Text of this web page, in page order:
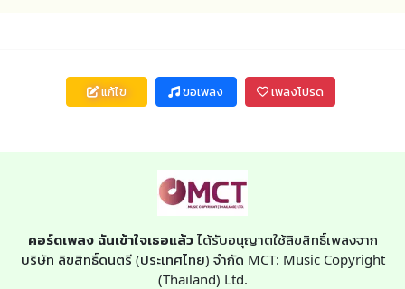
แก้ไข ขอเพลง เพลงโปรด
คอร์ดเพลง ฉันเข้าใจเธอแล้วได้รับอนุญาตใช้ลิขสิทธิ์เพลงจาก
บริษัท ลิขสิทธิ์ดนตรี (ประเทศไทย) จำกัด MCT: Music Copyright
(Thailand) Ltd.